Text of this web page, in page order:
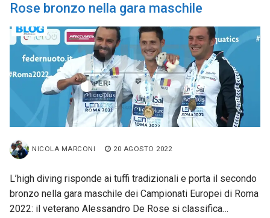
Rose bronzo nella gara maschile
NICOLA MARCONI 20 AGOSTO 2022
L’high diving risponde ai tuffi tradizionali e porta il secondo
bronzo nella gara maschile dei Campionati Europei di Roma
2022: il veterano Alessandro De Rose si classifica…